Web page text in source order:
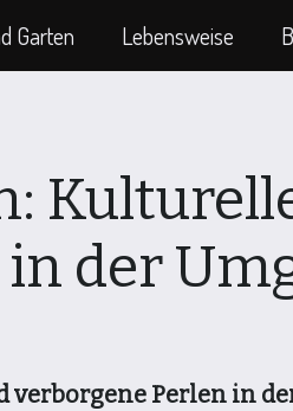
Garten Lebensweise
der
verborgene Perlen in